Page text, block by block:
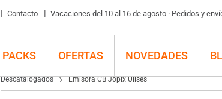
Contacto Vacaciones del 10 al 16 de agosto · Pedidos y
PACKS OFERTAS NOVEDADES
Descatalogados Emisora CB Jopix Ulises